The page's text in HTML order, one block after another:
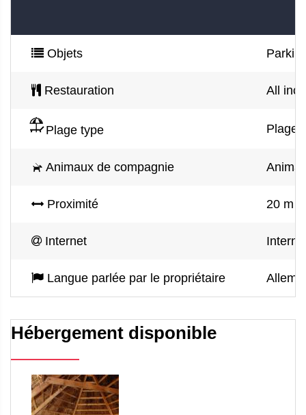
Objets
Restauration All
Plage type Plage
Animaux de compagnie
Proximité 20 m
Internet
Langue parlée par le propriétaire
Hébergement disponible